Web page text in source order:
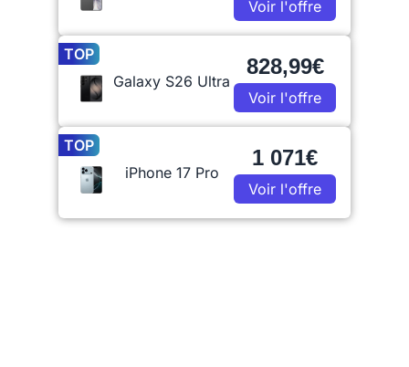
Voir l'offre
TOP
Galaxy S26 Ultra
828,99€
Voir l'offre
TOP
iPhone 17 Pro
1 071€
Voir l'offre